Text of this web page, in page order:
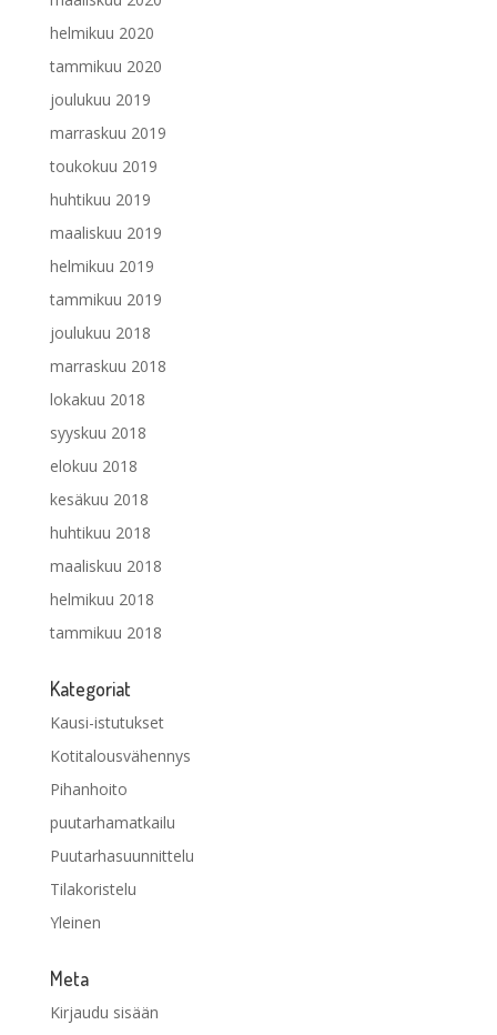
helmikuu 2020
tammikuu 2020
joulukuu 2019
marraskuu 2019
toukokuu 2019
huhtikuu 2019
maaliskuu 2019
helmikuu 2019
tammikuu 2019
joulukuu 2018
marraskuu 2018
lokakuu 2018
syyskuu 2018
elokuu 2018
kesäkuu 2018
huhtikuu 2018
maaliskuu 2018
helmikuu 2018
tammikuu 2018
Kategoriat
Kausi-istutukset
Kotitalousvähennys
Pihanhoito
puutarhamatkailu
Puutarhasuunnittelu
Tilakoristelu
Yleinen
Meta
Kirjaudu sisään